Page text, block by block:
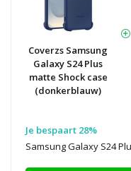
Coverzs Samsung
Galaxy S24 Plus
matte Shock case
(donkerblauw)
Je bespaart 28%
Samsung Galaxy S24